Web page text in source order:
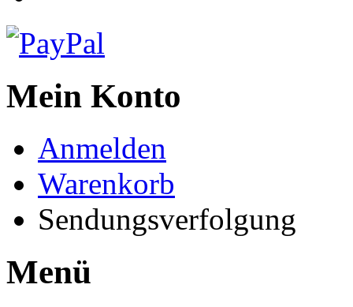
Mein Konto
Anmelden
Warenkorb
Sendungsverfolgung
Menü